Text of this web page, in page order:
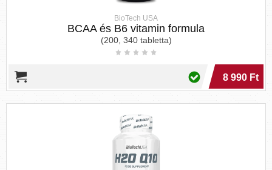
BioTech USA
BCAA és B6 vitamin formula
(200, 340 tabletta)
8 990 Ft